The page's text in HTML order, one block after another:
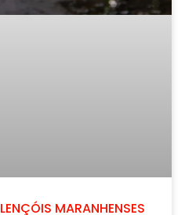
MARANHENSES